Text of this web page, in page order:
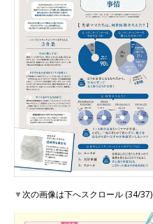
▼次の画像は下へスクロール (34/37)